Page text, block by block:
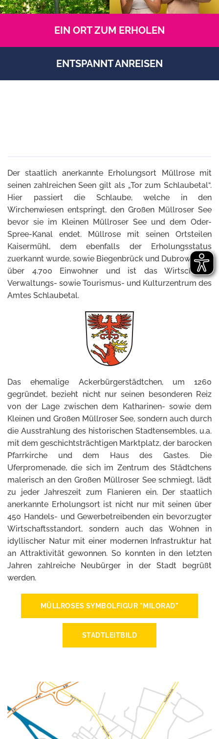
EIN ORT ZUM ERHOLEN
ENTSPANNT ANREISEN
Der staatlich anerkannte Erholungsort Müllrose mit
seinen zahlreichen Seen gilt als „Tor zum Schlaubetal“.
Hier passiert die Schlaube, welche in den
Wirchenwiesen entspringt, den Großen Müllroser See
bevor sie im Kleinen Müllroser See und dem Oder-
Spree-Kanal endet. Müllrose mit seinen Ortsteilen
Kaisermühl, dem ebenfalls der Erholungsstatus
zuerkannt wurde, sowie Biegenbrück und Dubrow, zählt
über 4.700 Einwohner und ist das Wirtschafts-,
Verwaltungs- sowie Tourismus- und Kulturzentrum des
Amtes Schlaubetal.
Das ehemalige Ackerbürgerstädtchen, um 1260
gegründet, bezieht nicht nur seinen besonderen Reiz
von der Lage zwischen dem Katharinen- sowie dem
Kleinen und Großen Müllroser See, sondern auch durch
die Ausstrahlung des historischen Stadtensembles, u.a.
mit dem geschichtsträchtigen Marktplatz, der barocken
Pfarrkirche und dem Haus des Gastes. Die
Uferpromenade, die sich im Zentrum des Städtchens
malerisch an den Großen Müllroser See schmiegt, lädt
zu jeder Jahreszeit zum Flanieren ein. Der staatlich
anerkannte Erholungsort ist nicht nur mit seinen über
450 Handels- und Gewerbetreibenden ein bevorzugter
Wirtschaftsstandort, sondern auch das Wohnen in
idyllischer Natur mit einer modernen Infrastruktur hat
an Attraktivität gewonnen. So konnten in den letzten
Jahren zahlreiche Neubürger in der Stadt begrüßt
werden.
MÜLLROSES SYMBOLFIGUR "MILORAD"
STADTLEITBILD